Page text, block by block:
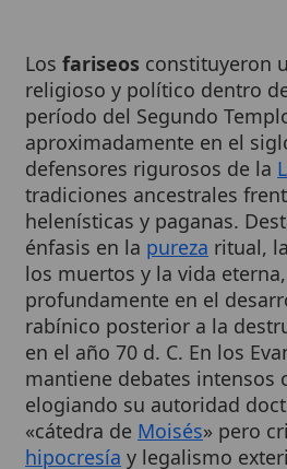
período del Segundo Templo,
aproximadamente en el siglo
defensores rigurosos de laLey
tradiciones ancestrales frente
helenísticas y paganas.
énfasis en la purezaritual, la
los muertos y la vida eterna,
profundamente en el
rabínico posterior a la
en el año 70 d. C. En los
mantiene debates intensos
elogiando su autoridad
«cátedra deMoisés » pero
hipocresíay legalismo
generado en latradición
sobre la autenticidad espiritual
fariseísmo en la vida cristiana.1,